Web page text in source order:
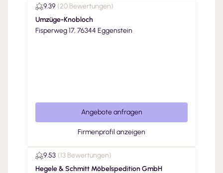
9.39 (20 Bewertungen)
Umzüge-Knobloch
Fisperweg 17, 76344 Eggenstein
Angebote anfragen
Firmenprofil anzeigen
9.53 (13 Bewertungen)
Hegele & Schmitt Möbelspedition GmbH